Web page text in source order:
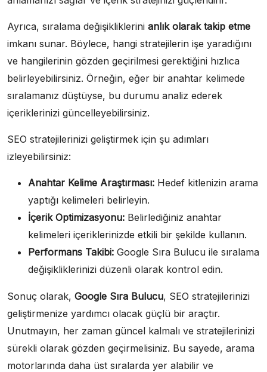
Ayrıca, sıralama değişikliklerini anlık olarak takip etme
imkanı sunar. Böylece, hangi stratejilerin işe yaradığını
ve hangilerinin gözden geçirilmesi gerektiğini hızlıca
belirleyebilirsiniz. Örneğin, eğer bir anahtar kelimede
sıralamanız düştüyse, bu durumu analiz ederek
içeriklerinizi güncelleyebilirsiniz.
SEO stratejilerinizi geliştirmek için şu adımları
izleyebilirsiniz:
Anahtar Kelime Araştırması: Hedef kitlenizin arama
yaptığı kelimeleri belirleyin.
İçerik Optimizasyonu: Belirlediğiniz anahtar
kelimeleri içeriklerinizde etkili bir şekilde kullanın.
Performans Takibi: Google Sıra Bulucu ile sıralama
değişikliklerinizi düzenli olarak kontrol edin.
Sonuç olarak, Google Sıra Bulucu, SEO stratejilerinizi
geliştirmenize yardımcı olacak güçlü bir araçtır.
Unutmayın, her zaman güncel kalmalı ve stratejilerinizi
sürekli olarak gözden geçirmelisiniz. Bu sayede, arama
motorlarında daha üst sıralarda yer alabilir ve